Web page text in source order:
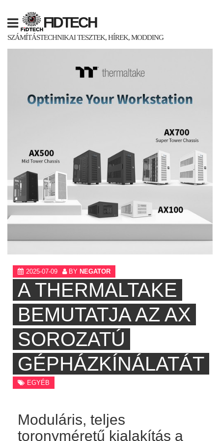
content
FIDTECH
SZÁMÍTÁSTECHNIKAI TESZTEK, HÍREK, MODDING
2025-07-09 BY NEGATOR
A THERMALTAKE
BEMUTATJA AZ AX
SOROZATÚ
GÉPHÁZKÍNÁLATÁT
EGYÉB
Moduláris, teljes
toronyméretű kialakítás a